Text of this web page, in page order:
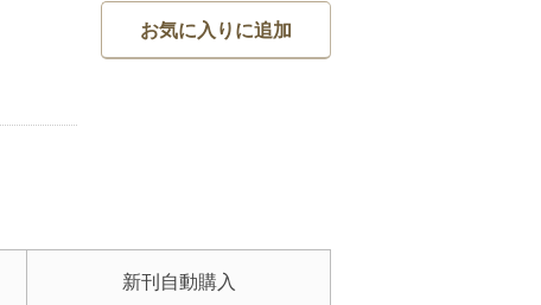
お気に入りに追加
新刊自動購入